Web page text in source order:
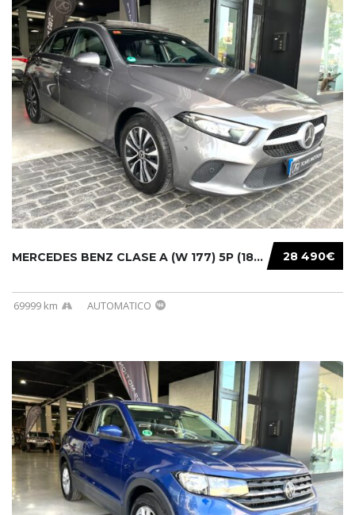
28 490€
MERCEDES BENZ CLASE A (W 177) 5P (18-) 2020....
69999 km AUTOMATICO